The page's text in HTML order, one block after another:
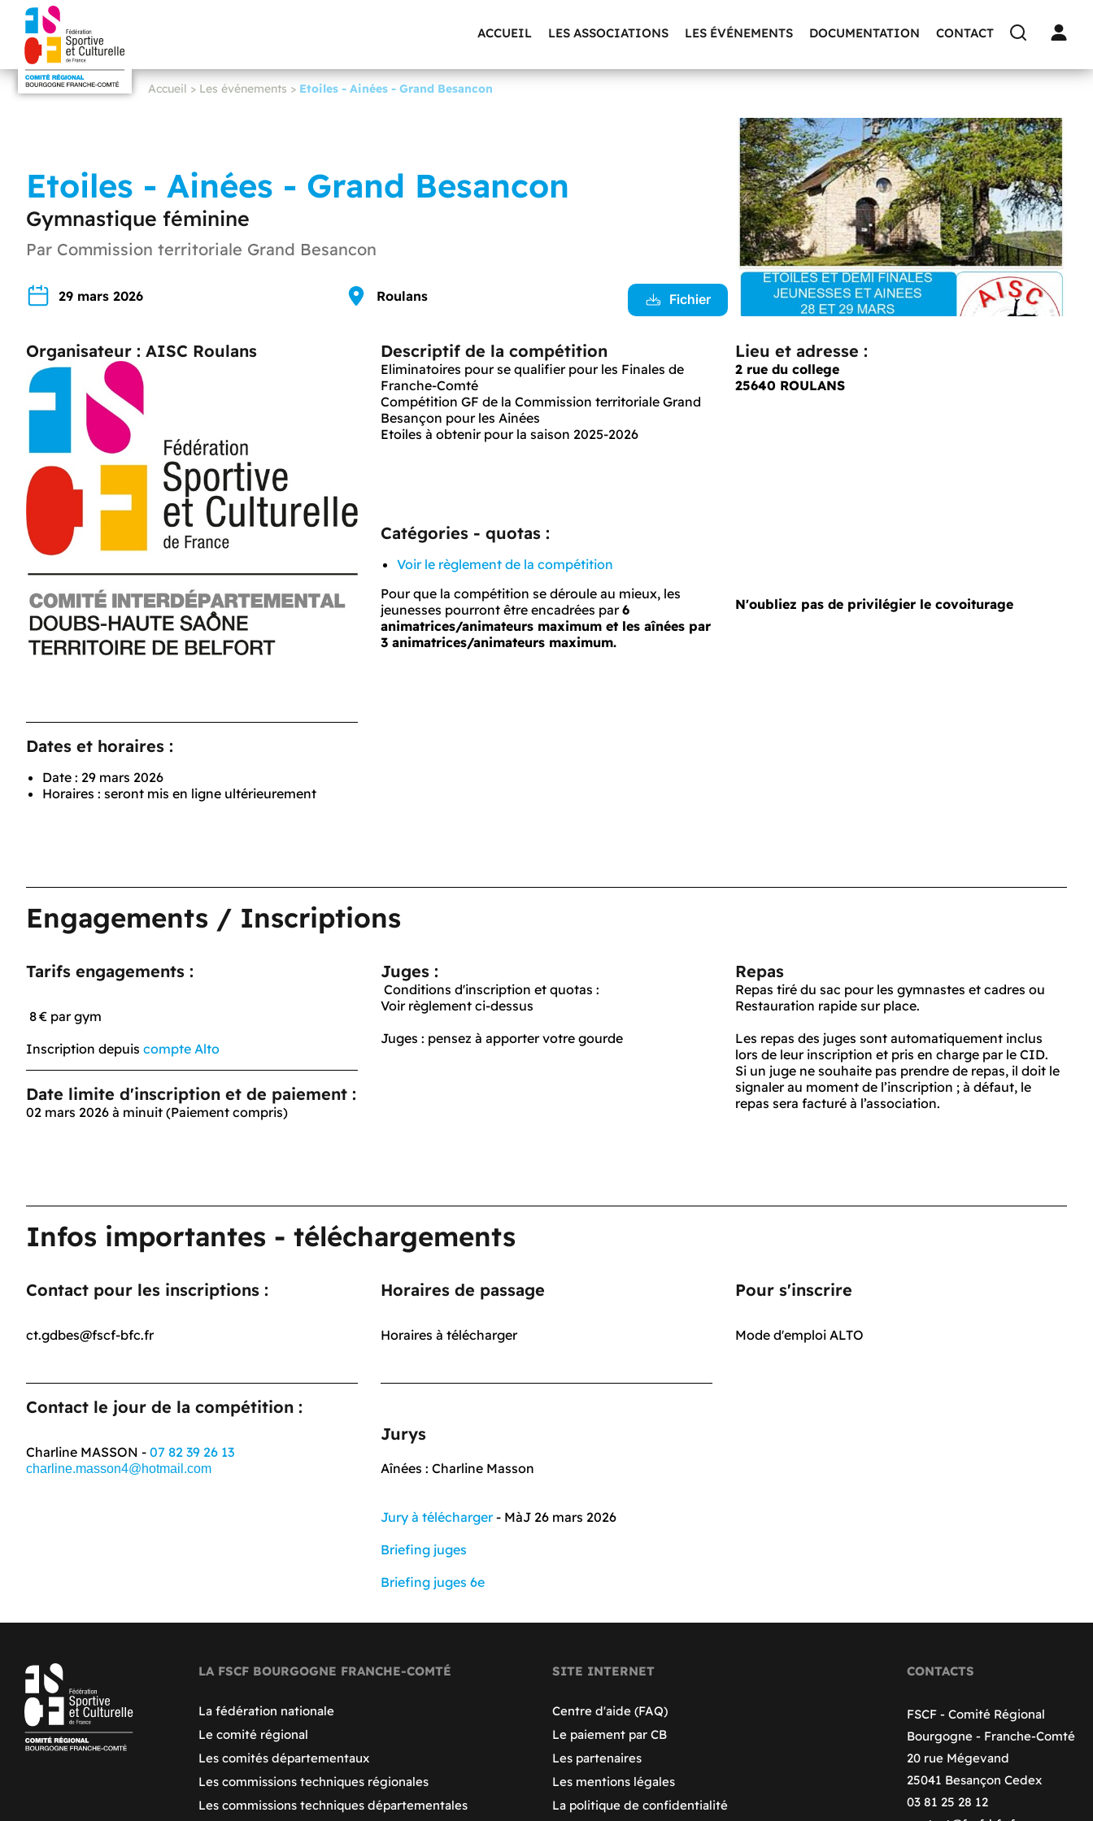
ACCUEIL LES ASSOCIATIONS LES ÉVÉNEMENTS DOCUMENTATION CONTACT
Accueil > Les événements > Etoiles - Ainées - Grand Besancon
Etoiles - Ainées - Grand Besancon
Gymnastique féminine
Par Commission territoriale Grand Besancon
29 mars 2026 Roulans Fichier
Organisateur : AISC Roulans
Dates et horaires :
Date : 29 mars 2026
Horaires : seront mis en ligne ultérieurement
Descriptif de la compétition
Eliminatoires pour se qualifier pour les Finales de
Franche-Comté
Compétition GF de la Commission territoriale Grand
Besançon pour les Ainées
Etoiles à obtenir pour la saison 2025-2026
Catégories - quotas :
Voir le règlement de la compétition
Pour que la compétition se déroule au mieux, les
jeunesses pourront être encadrées par6
animatrices/animateurs maximum et les aînées par
3 animatrices/animateurs maximum.
Lieu et adresse :
2 rue du college
25640 ROULANS
N'oubliez pas de privilégier le covoiturage
Engagements / Inscriptions
Tarifs engagements :
8 € par gym
Inscription depuis compte Alto
Date limite d'inscription et de paiement :
02 mars 2026 à minuit (Paiement compris)
Juges :
Conditions d'inscription et quotas :
Voir règlement ci-dessus
Juges : pensez à apporter votre gourde
Repas
Repas tiré du sac pour les gymnastes et cadres ou
Restauration rapide sur place.
Les repas des juges sont automatiquement inclus
lors de leur inscription et pris en charge par le CID.
Si un juge ne souhaite pas prendre de repas, il doit le
signaler au moment de l’inscription ; à défaut, le
repas sera facturé à l’association.
Infos importantes - téléchargements
Contact pour les inscriptions :
ct.gdbes@fscf-bfc.fr
Contact le jour de la compétition :
Charline MASSON - 07 82 39 26 13
charline.masson4@hotmail.com
Horaires de passage
Horaires à télécharger
Jurys
Aînées : Charline Masson
Jury à télécharger- MàJ 26 mars 2026
Briefing juges
Briefing juges 6e
Pour s'inscrire
Mode d'emploi ALTO
LA FSCF BOURGOGNE FRANCHE-COMTÉ
La fédération nationale
Le comité régional
Les comités départementaux
Les commissions techniques régionales
Les commissions techniques départementales
SITE INTERNET
Centre d'aide (FAQ)
Le paiement par CB
Les partenaires
Les mentions légales
La politique de confidentialité
CONTACTS
FSCF - Comité Régional
Bourgogne - Franche-Comté
20 rue Mégevand
25041 Besançon Cedex
03 81 25 28 12